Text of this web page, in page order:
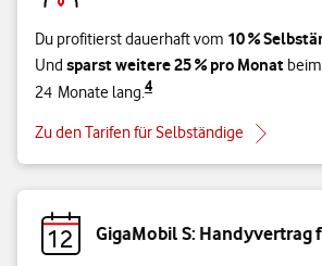
Du profitierst dauerhaft vom 10 %
Und sparst weitere 25 % pro Monat
24 Monate lang.4
Zu den Tarifen für Selbständige
GigaMobil S: Handyvertrag